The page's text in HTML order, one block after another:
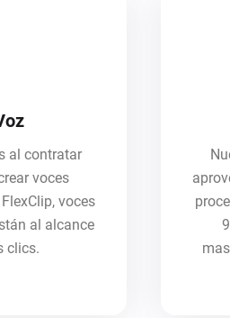
al contratar
voces
voces
al alcance
clics.